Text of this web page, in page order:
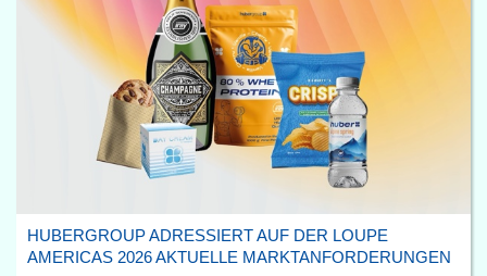
HUBERGROUP ADRESSIERT AUF DER LOUPE
AMERICAS 2026 AKTUELLE MARKTANFORDERUNGEN